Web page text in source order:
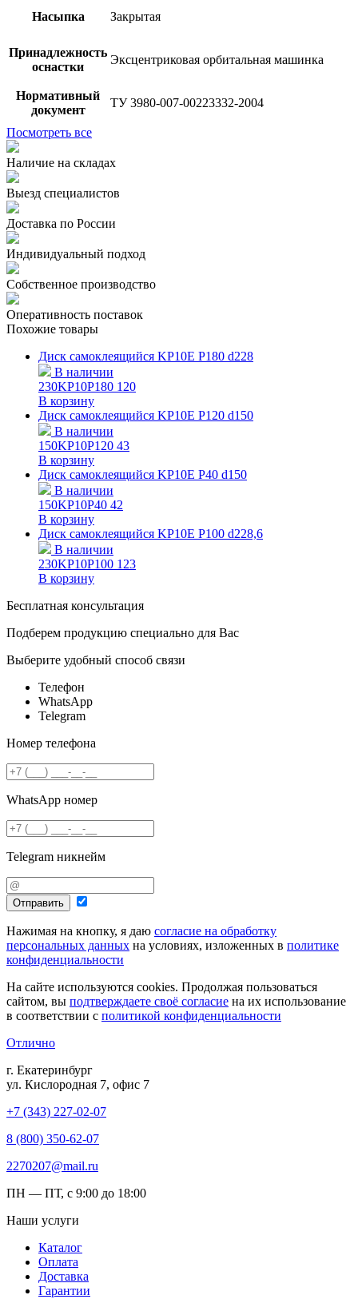
Насыпка Закрытая
Принадлежность
оснастки
Эксцентриковая орбитальная машинка
Нормативный
документ
ТУ 3980-007-00223332-2004
Посмотреть все
Наличие на складах
Выезд специалистов
Доставка по России
Индивидуальный подход
Собственное производство
Оперативность поставок
Похожие товары
Диск самоклеящийся KP10E P180 d228
В наличии
230KP10P180 120
В корзину
Диск самоклеящийся KP10E P120 d150
В наличии
150KP10P120 43
В корзину
Диск самоклеящийся KP10E P40 d150
В наличии
150KP10P40 42
В корзину
Диск самоклеящийся KP10E P100 d228,6
В наличии
230KP10P100 123
В корзину
Бесплатная консультация
Подберем продукцию специально для Вас
Выберите удобный способ связи
Телефон
WhatsApp
Telegram
Номер телефона
WhatsApp номер
Telegram никнейм
Отправить
Нажимая на кнопку, я даю согласие на обработку
персональных данных на условиях, изложенных в политике
конфиденциальности
На сайте используются cookies. Продолжая пользоваться
сайтом, вы подтверждаете своё согласие на их использование
в соответствии с политикой конфиденциальности
Отлично
г. Екатеринбург
ул. Кислородная 7, офис 7
+7 (343) 227-02-07
8 (800) 350-62-07
2270207@mail.ru
ПН — ПТ, с 9:00 до 18:00
Наши услуги
Каталог
Оплата
Доставка
Гарантии